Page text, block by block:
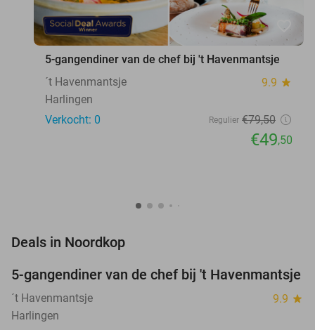
favorite_border
5-gangendiner van de chef bij 't Havenmantsje
´t Havenmantsje
9.9 star
Harlingen
Verkocht: 0
Regulier €79,50
€49,50
Deals in Noordkop
38%
NEW
TODAY
5-gangendiner van de chef bij 't Havenmantsje
´t Havenmantsje 9.9 star
Harlingen